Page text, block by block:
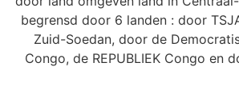
begrensd door 6 landen : door
Zuid-Soedan, door de
Congo, de REPUBLIEK Congo en